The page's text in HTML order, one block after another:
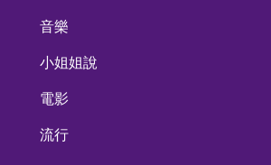
音樂
小姐姐說
電影
流行